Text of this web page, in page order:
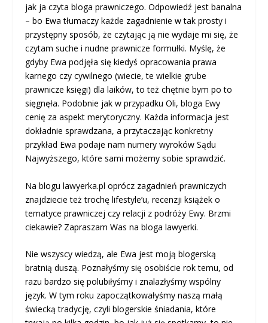
jak ja czyta bloga prawniczego. Odpowiedź jest banalna
– bo Ewa tłumaczy każde zagadnienie w tak prosty i
przystępny sposób, że czytając ją nie wydaje mi się, że
czytam suche i nudne prawnicze formułki. Myślę, że
gdyby Ewa podjęła się kiedyś opracowania prawa
karnego czy cywilnego (wiecie, te wielkie grube
prawnicze księgi) dla laików, to też chętnie bym po to
sięgnęła. Podobnie jak w przypadku Oli, bloga Ewy
cenię za aspekt merytoryczny. Każda informacja jest
dokładnie sprawdzana, a przytaczając konkretny
przykład Ewa podaje nam numery wyroków Sądu
Najwyższego, które sami możemy sobie sprawdzić.
Na blogu lawyerka.pl oprócz zagadnień prawniczych
znajdziecie też trochę lifestyle’u, recenzji książek o
tematyce prawniczej czy relacji z podróży Ewy. Brzmi
ciekawie? Zapraszam Was na bloga lawyerki.
Nie wszyscy wiedzą, ale Ewa jest moją blogerską
bratnią duszą. Poznałyśmy się osobiście rok temu, od
razu bardzo się polubiłyśmy i znalazłyśmy wspólny
język. W tym roku zapoczątkowałyśmy naszą małą
świecką tradycję, czyli blogerskie śniadania, które